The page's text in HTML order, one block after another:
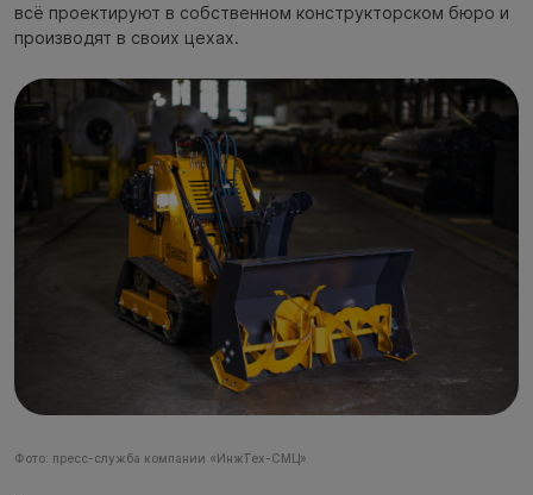
всё проектируют в собственном конструкторском бюро и
производят в своих цехах.
Фото: пресс-служба компании «ИнжТех-СМЦ»